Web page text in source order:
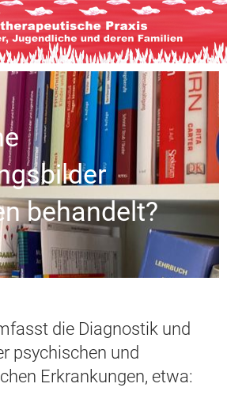
behandelt?
die Diagnostik und
psychischen und
Erkrankungen, etwa: